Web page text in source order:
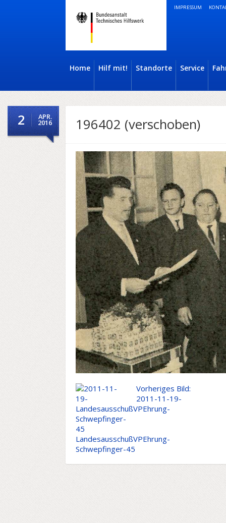
IMPRESSUM
Home Hilf mit! Standorte Service
2 APR.
2016 196402 (verschoben)
Vorheriges Bild:
2011-11-19-
LandesausschußVPEhrung-
Schwepfinger-45